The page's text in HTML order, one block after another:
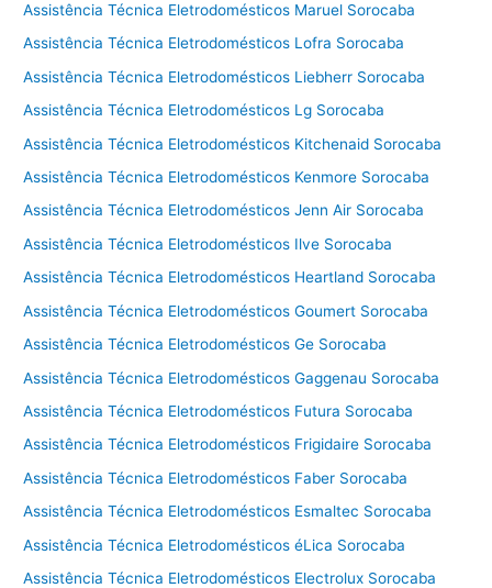
Assistência Técnica Eletrodomésticos Maruel Sorocaba
Assistência Técnica Eletrodomésticos Lofra Sorocaba
Assistência Técnica Eletrodomésticos Liebherr Sorocaba
Assistência Técnica Eletrodomésticos Lg Sorocaba
Assistência Técnica Eletrodomésticos Kitchenaid Sorocaba
Assistência Técnica Eletrodomésticos Kenmore Sorocaba
Assistência Técnica Eletrodomésticos Jenn Air Sorocaba
Assistência Técnica Eletrodomésticos Ilve Sorocaba
Assistência Técnica Eletrodomésticos Heartland Sorocaba
Assistência Técnica Eletrodomésticos Goumert Sorocaba
Assistência Técnica Eletrodomésticos Ge Sorocaba
Assistência Técnica Eletrodomésticos Gaggenau Sorocaba
Assistência Técnica Eletrodomésticos Futura Sorocaba
Assistência Técnica Eletrodomésticos Frigidaire Sorocaba
Assistência Técnica Eletrodomésticos Faber Sorocaba
Assistência Técnica Eletrodomésticos Esmaltec Sorocaba
Assistência Técnica Eletrodomésticos éLica Sorocaba
Assistência Técnica Eletrodomésticos Electrolux Sorocaba